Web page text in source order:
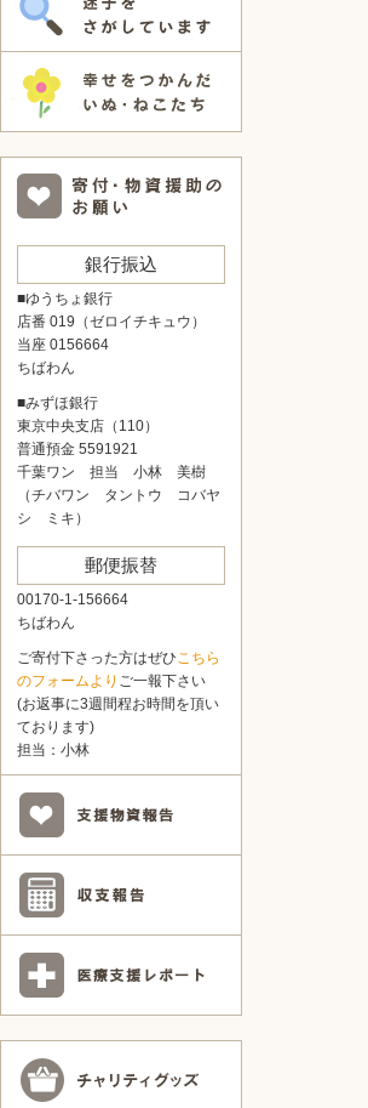
銀行振込
■ゆうちょ銀行
店番 019（ゼロイチキュウ）
当座 0156664
ちばわん
■みずほ銀行
東京中央支店（110）
普通預金 5591921
千葉ワン 担当 小林 美樹
（チバワン タントウ コバヤ
シ ミキ）
郵便振替
00170-1-156664
ちばわん
ご寄付下さった方はぜひこちら
のフォームより ご一報下さい
(お返事に3週間程お時間を頂い
ております)
担当：小林